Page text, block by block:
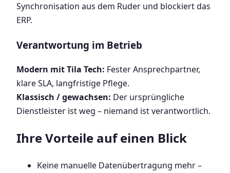
Synchronisation aus dem Ruder und blockiert das
ERP.
Verantwortung im Betrieb
Modern mit Tila Tech: Fester Ansprechpartner,
klare SLA, langfristige Pflege.
Klassisch / gewachsen: Der ursprüngliche
Dienstleister ist weg – niemand ist verantwortlich.
Ihre Vorteile auf einen Blick
Keine manuelle Datenübertragung mehr –